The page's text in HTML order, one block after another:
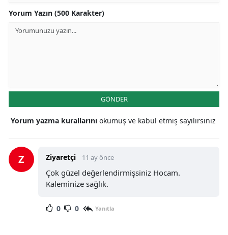
Yorum Yazın (500 Karakter)
GÖNDER
Yorum yazma kurallarını okumuş ve kabul etmiş sayılırsınız
Z Ziyaretçi 11 ay önce
Çok güzel değerlendirmişsiniz Hocam.
Kaleminize sağlık.
0 0 Yanıtla